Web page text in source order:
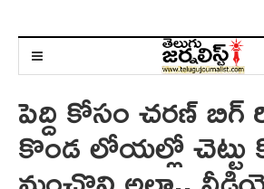
పెద్ది కోసం చరణ్ బిగ్
కొండ లోయల్లో చెట్టు